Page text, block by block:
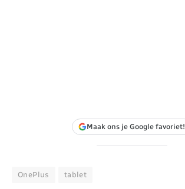
Maak ons je Google favoriet!
OnePlus tablet